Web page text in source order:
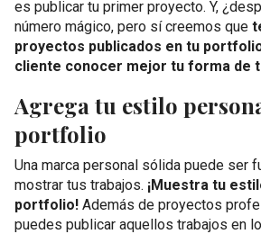
es publicar tu primer proyecto. Y,
número mágico, pero sí creemos que
proyectos publicados en tu
cliente conocer mejor tu forma de
Agrega tu estilo
portfolio
Una marca personal sólida puede ser
mostrar tus trabajos. ¡Muestra tu
portfolio! Además de proyectos
puedes publicar aquellos trabajos en